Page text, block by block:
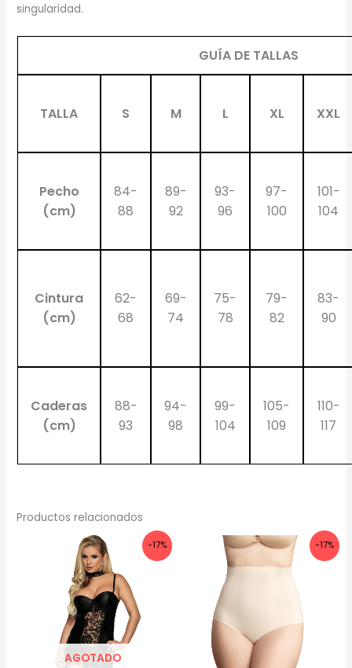
singularidad.
GUÍA DE TALLAS
TALLA S M L XL XXL
Pecho
(cm)
84-
88
89-
92
93-
96
97-
100
101-
104
Cintura
(cm)
62-
68
69-
74
75-
78
79-
82
83-
90
Caderas
(cm)
88-
93
94-
98
99-
104
105-
109
110-
117
Productos relacionados
-17%
AGOTADO
-17%